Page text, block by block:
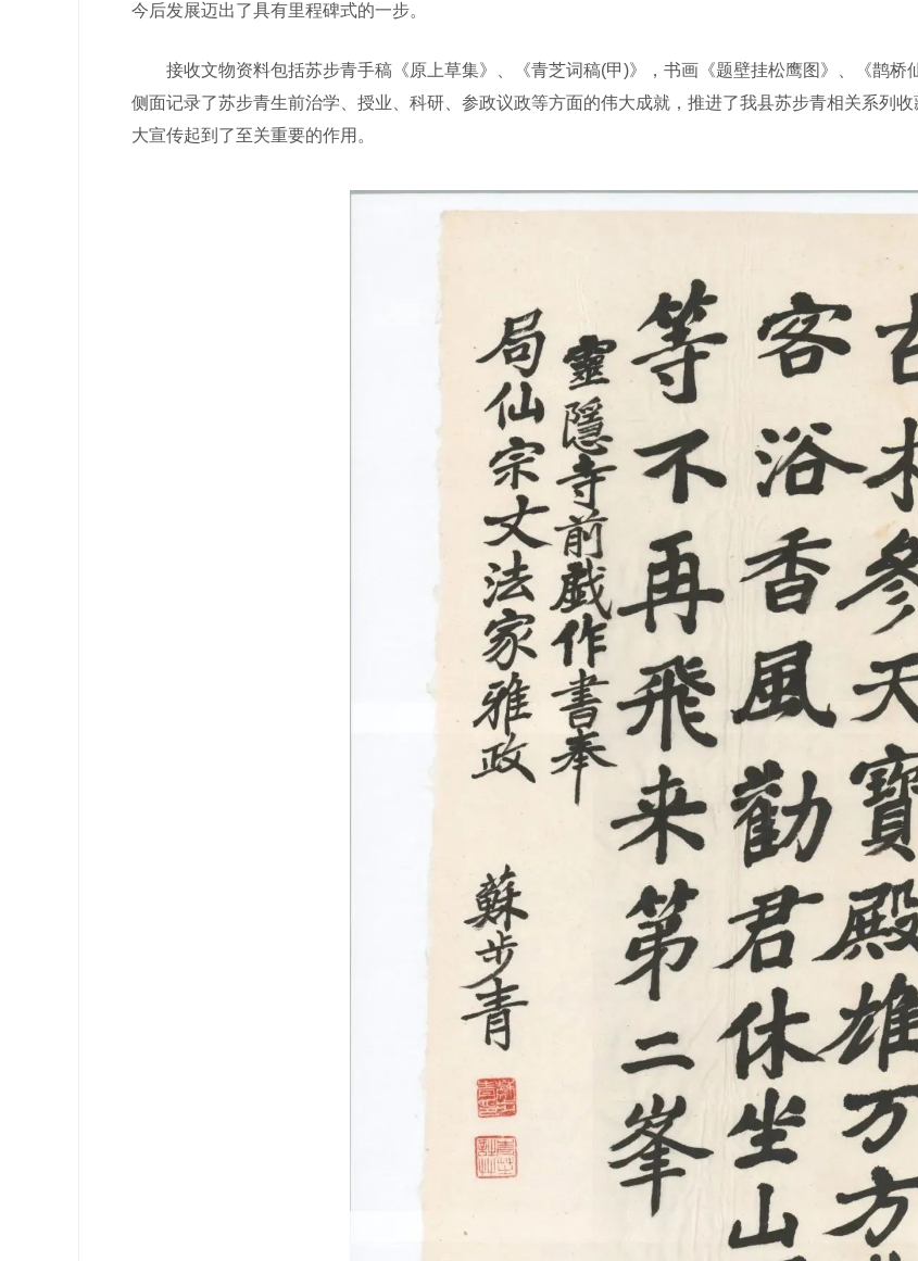
今后发展迈出了具有里程碑式的一步。
接收文物资料包括苏步青手稿《原上草集》、《青芝词稿(甲)》，书画《题壁挂松鹰图》、《鹊桥
侧面记录了苏步青生前治学、授业、科研、参政议政等方面的伟大成就，推进了我县苏步青相关系列
大宣传起到了至关重要的作用。